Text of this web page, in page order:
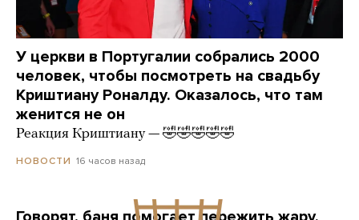
У церкви в Португалии собрались 2000
человек, чтобы посмотреть на свадьбу
Криштиану Роналду. Оказалось, что там
женится не он
Реакция Криштиану — 🤣🤣🤣🤣🤣
НОВОСТИ 16 часов назад